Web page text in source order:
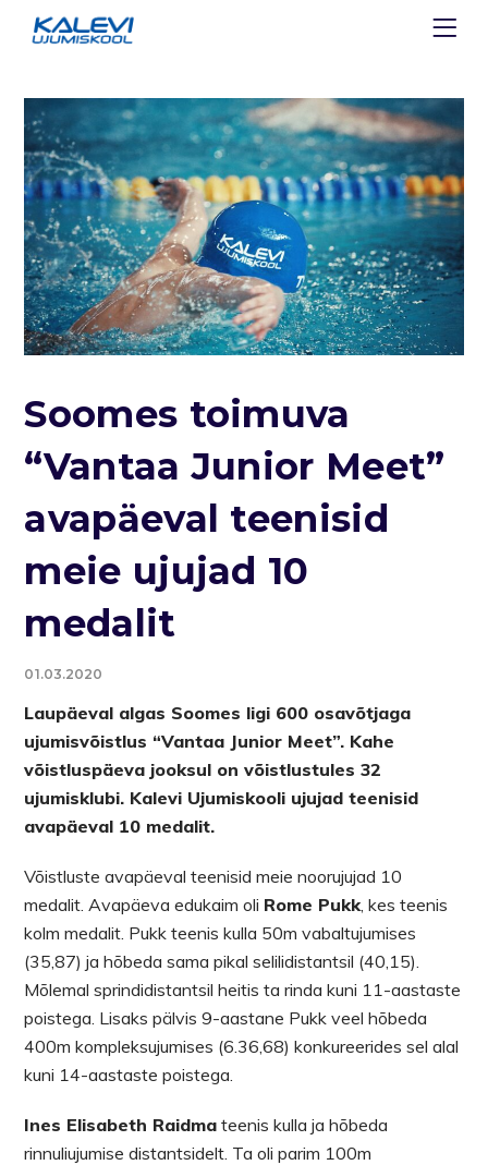
Soomes toimuva
“Vantaa Junior Meet”
avapäeval teenisid
meie ujujad 10
medalit
01.03.2020
Laupäeval algas Soomes ligi 600 osavõtjaga
ujumisvõistlus “Vantaa Junior Meet”. Kahe
võistluspäeva jooksul on võistlustules 32
ujumisklubi. Kalevi Ujumiskooli ujujad teenisid
avapäeval 10 medalit.
Võistluste avapäeval teenisid meie noorujujad 10
medalit. Avapäeva edukaim oli Rome Pukk , kes teenis
kolm medalit. Pukk teenis kulla 50m vabaltujumises
(35,87) ja hõbeda sama pikal selilidistantsil (40,15).
Mõlemal sprindidistantsil heitis ta rinda kuni 11-aastaste
poistega. Lisaks pälvis 9-aastane Pukk veel hõbeda
400m kompleksujumises (6.36,68) konkureerides sel alal
kuni 14-aastaste poistega.
Ines Elisabeth Raidma teenis kulla ja hõbeda
rinnuliujumise distantsidelt. Ta oli parim 100m